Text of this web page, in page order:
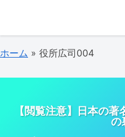
ホーム » 役所広司004
【閲覧注意】日本の
の